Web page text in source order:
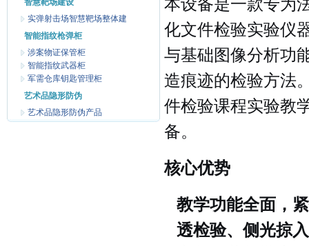
智慧靶场建设
实弹射击场智慧靶场整体建
智能指纹枪弹柜
涉案物证保管柜
智能指纹武器柜
军需仓库钥匙管理柜
艺术品隐形防伪
艺术品隐形防伪产品
本设备是一款专为
化文件检验实验仪
与基础图像分析功
造痕迹的检验方法
件检验课程实验教
备。
核心优势
教学功能全面，
透检验、侧光掠